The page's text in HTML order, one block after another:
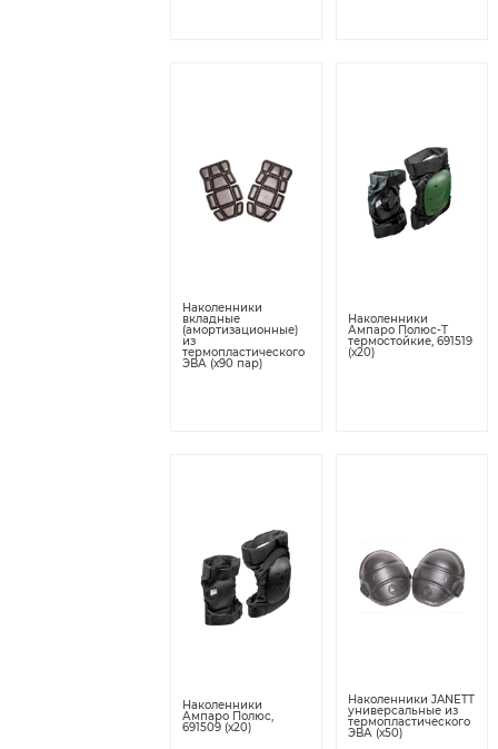
Наколенники
вкладные
(амортизационные)
из
термопластического
ЭВА (х90 пар)
Наколенники
Ампаро Полюс-Т
термостойкие, 691519
(х20)
Наколенники
Ампаро Полюс,
691509 (х20)
Наколенники JANETT
универсальные из
термопластического
ЭВА (х50)